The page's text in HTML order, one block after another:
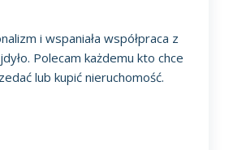
i wspaniała współpraca z
Polecam każdemu kto chce
lub kupić nieruchomość.